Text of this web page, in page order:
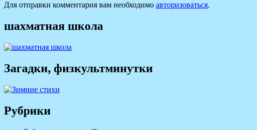
Для отправки комментария вам необходимо авторизоваться.
шахматная школа
Загадки, физкультминутки
Рубрики